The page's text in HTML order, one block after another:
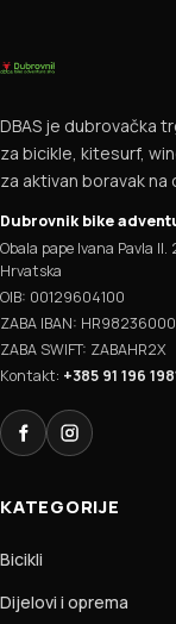
DBAS je dubrovačka
za bicikle, kitesurf,
za aktivan boravak na
Dubrovnik bike
Obala pape Ivana Pavla
Hrvatska
OIB: 00129604100
ZABA IBAN:
ZABA SWIFT: ZABAHR2X
Kontakt: +385 91 196
FacebookInstagram
KATEGORIJE
Bicikli
Dijelovi i oprema